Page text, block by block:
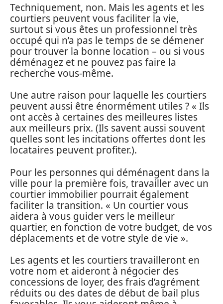
Techniquement, non. Mais les agents et les
courtiers peuvent vous faciliter la vie,
surtout si vous êtes un professionnel très
occupé qui n’a pas le temps de se démener
pour trouver la bonne location – ou si vous
déménagez et ne pouvez pas faire la
recherche vous-même.
Une autre raison pour laquelle les courtiers
peuvent aussi être énormément utiles ? « Ils
ont accès à certaines des meilleures listes
aux meilleurs prix. (Ils savent aussi souvent
quelles sont les incitations offertes dont les
locataires peuvent profiter.).
Pour les personnes qui déménagent dans la
ville pour la première fois, travailler avec un
courtier immobilier pourrait également
faciliter la transition. « Un courtier vous
aidera à vous guider vers le meilleur
quartier, en fonction de votre budget, de vos
déplacements et de votre style de vie ».
Les agents et les courtiers travailleront en
votre nom et aideront à négocier des
concessions de loyer, des frais d’agrément
réduits ou des dates de début de bail plus